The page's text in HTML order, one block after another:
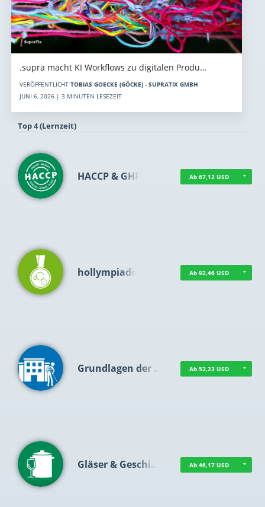
.supra macht KI Workflows zu digitalen Produ…
VERÖFFENTLICHT TOBIAS GOECKE (GÖCKE) - SUPRATIX GMBH
JUNI 6, 2026 | 3 MINUTEN LESEZEIT
Top 4 (Lernzeit)
HACCP & GHP Ab 67,12 USD
hollympiade Ab 92,46 USD
Grundlagen der … Ab 53,23 USD
Gläser & Geschi… Ab 46,17 USD